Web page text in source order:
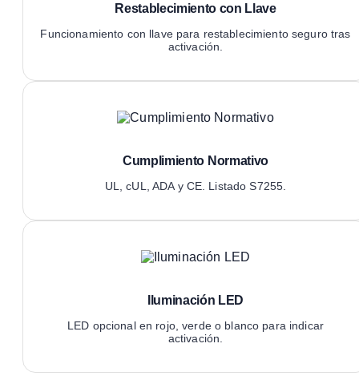
Restablecimiento con Llave
Funcionamiento con llave para restablecimiento seguro tras
activación.
Cumplimiento Normativo
UL, cUL, ADA y CE. Listado S7255.
Iluminación LED
LED opcional en rojo, verde o blanco para indicar
activación.